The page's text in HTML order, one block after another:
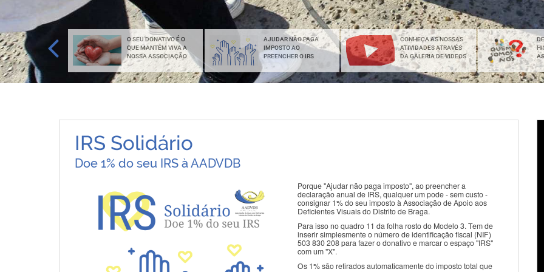
PESSOAL
CENTRO DE APOIO
INDEPENDENTE
O SEU DONATIVO É O
QUE MANTÉM VIVA A
NOSSA ASSOCIAÇÃO
AJUDAR NÃO PAGA
IMPOSTO AO
PREENCHER O IRS
CONHEÇA AS NOSSAS
ATIVIDADES ATRAVÉS
DA GALERIA DE VIDEOS
IRS Solidário
Doe 1% do seu IRS à AADVDB
Porque "Ajudar não paga imposto", ao preencher a
declaração anual de IRS, qualquer um pode - sem custo -
consignar 1% do seu imposto à Associação de Apoio aos
Deficientes Visuais do Distrito de Braga.
Para isso no quadro 11 da folha rosto do Modelo 3. Tem de
inserir simplesmente o número de identificação fiscal (NIF)
503 830 208 para fazer o donativo e marcar o espaço "IRS"
com um "X".
Os 1% são retirados automaticamente do imposto total que